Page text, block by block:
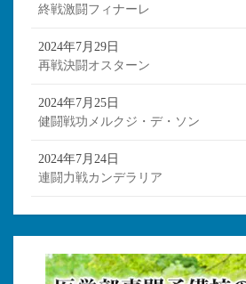
終戦激闘フィナーレ
2024年7月29日
再戦決闘オスターン
2024年7月25日
健闘戦功メルクジ・デ・ソン
2024年7月24日
連闘力戦カンデラリア